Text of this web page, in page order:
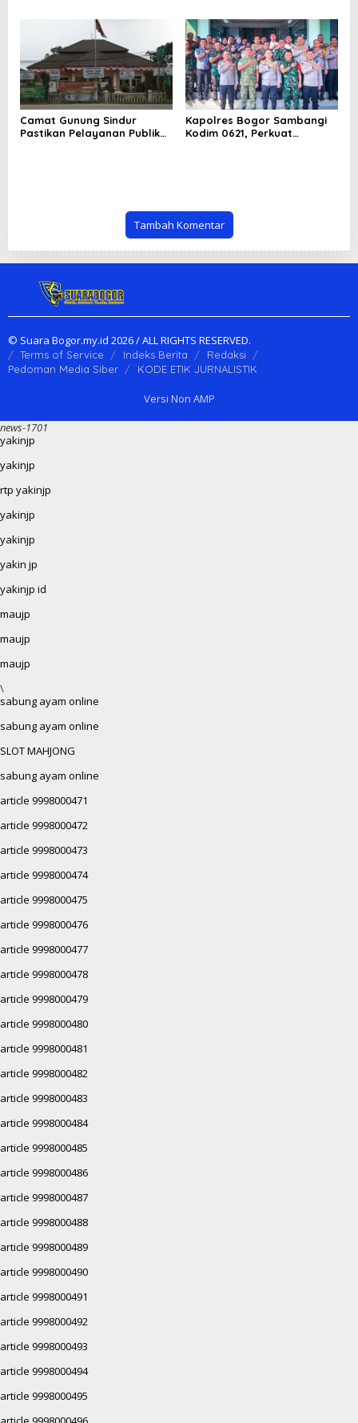
Langkah Pencegahan dan
Jalur Pelaporan
Tegaskan Hormati Proses
Hukum
Camat Gunung Sindur
Pastikan Pelayanan Publik
Kapolres Bogor Sambangi
Kodim 0621, Perkuat
Tambah Komentar
© Suara Bogor.my.id 2026 / ALL RIGHTS RESERVED.
Terms of Service Indeks Berita
Redaksi
Pedoman Media Siber
KODE ETIK JURNALISTIK
Versi Non AMP
news-1701
yakinjp
yakinjp
rtp yakinjp
yakinjp
yakinjp
yakin jp
yakinjp id
maujp
maujp
maujp
\
sabung ayam online
sabung ayam online
SLOT MAHJONG
sabung ayam online
article 9998000471
article 9998000472
article 9998000473
article 9998000474
article 9998000475
article 9998000476
article 9998000477
article 9998000478
article 9998000479
article 9998000480
article 9998000481
article 9998000482
article 9998000483
article 9998000484
article 9998000485
article 9998000486
article 9998000487
article 9998000488
article 9998000489
article 9998000490
article 9998000491
article 9998000492
article 9998000493
article 9998000494
article 9998000495